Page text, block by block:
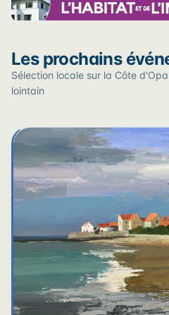
Cliquez sur un pin pour voir
en accueillent plusieurs sont
3
2
4
12
2
2
6
22
2
2
+
−
Leaflet
Les prochains
Sélection locale sur la Côte
lointain